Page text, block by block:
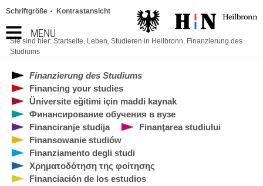
MENÜ
Schriftgröße Kontrastansicht
Sie sind hier: Startseite, Leben, Studieren in Heilbronn, Finanzierung des
Studiums
Finanzierung des Studiums
Financing your studies
Üniversite eğitimi için maddi kaynak
Финансирование обучения в вузе
Financiranje studija
Finanţarea studiului
Finansowanie studiów
Finanziamento degli studi
Χρηματοδότηση της φοίτησης
Financiación de los estudios